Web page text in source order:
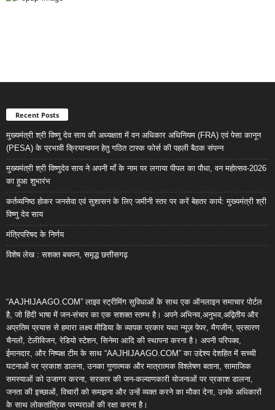
Recent Posts
मुख्यमंत्री श्री विष्णु देव साय की अध्यक्षता में वन अधिकार अधिनियम (FRA) एवं पेसा कानून
(PESA) के प्रभावी क्रियान्वयन हेतु गठित टास्क फोर्स की पहली बैठक संपन्न
मुख्यमंत्री श्री विष्णुदेव साय ने अपनी माँ के नाम पर लगाया पीपल का पौधा, वन महोत्सव-2026
का हुआ शुभारंभ
कर्तव्यनिष्ठ होकर जनसेवा एवं सुशासन के लिए जमीनी स्तर पर करें बेहतर कार्य: मुख्यमंत्री श्री
विष्णु देव साय
मंत्रिपरिषद के निर्णय
विशेष लेख : सशक्त बचपन, समृद्ध छत्तीसगढ़
“AAJHIJAAGO.COM” लाइव स्ट्रीमिंग सुविधाओं के साथ एक ऑनलाइन समाचार पोर्टल
है, जो हिंदी भाषा में जन-संचार का एक सशक्त स्तम्भ है। अपने अभिनव,अनुभव,अद्वितीय और
अप्रतिम प्रयास से हमारा लक्ष्य मीडिया के व्यापक प्रकार यथा न्यूज़ पेपर, मैगजीन, प्रसारण
चैनलों, टेलीविजन, रेडियो स्टेशन, सिनेमा आदि की स्थापना करना है। अपनी परिपक्व,
ईमानदार, और निष्पक्ष टीम के साथ “AAJHIJAAGO.COM” का उद्देश्य देशहित में सच्ची
घटनाओं पर प्रकाश डालना, उनका गुणात्मक और मात्रात्मक विश्लेषण बताना, सामाजिक
समस्याओं को उजागर करना, सरकार की जन-कल्याणकारी योजनाओं पर प्रकाश डालना,
जनता की इच्छाओं, विचारों को समझना और उन्हें व्यक्त करने का मौका देना, उनके अधिकारों
के साथ लोकतांत्रिक परम्पराओं की रक्षा करना है।